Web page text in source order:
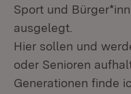
Sport und
ausgelegt.
Hier sollen und
oder Senioren
Generationen finde